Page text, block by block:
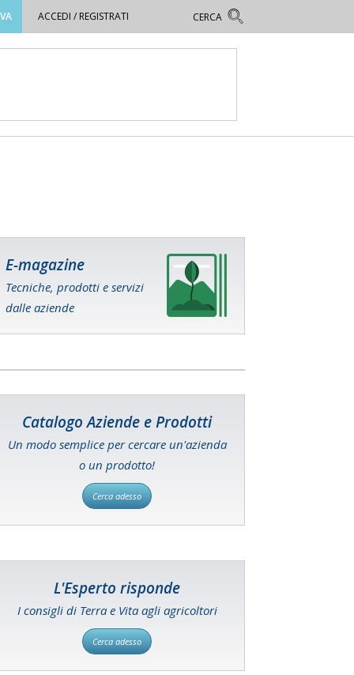
ACCEDI / REGISTRATI
E-magazine
Tecniche, prodotti e servizi
dalle aziende
Catalogo Aziende e Prodotti
Un modo semplice per cercare un'azienda
o un prodotto!
Cerca adesso
L'Esperto risponde
I consigli di Terra e Vita agli agricoltori
Cerca adesso